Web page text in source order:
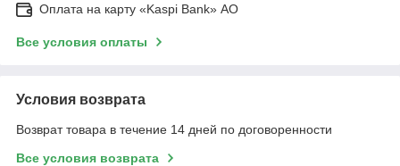
Оплата на карту «Kaspi Bank» АО
Все условия оплаты
Условия возврата
Возврат товара в течение 14 дней по договоренности
Все условия возврата